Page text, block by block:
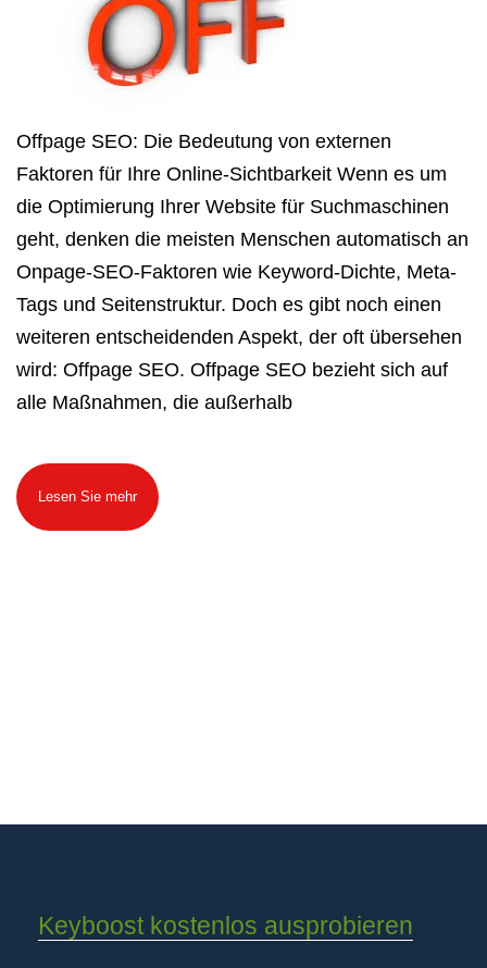
Offpage SEO: Die Bedeutung von externen
Faktoren für Ihre Online-Sichtbarkeit Wenn es um
die Optimierung Ihrer Website für Suchmaschinen
geht, denken die meisten Menschen automatisch an
Onpage-SEO-Faktoren wie Keyword-Dichte, Meta-
Tags und Seitenstruktur. Doch es gibt noch einen
weiteren entscheidenden Aspekt, der oft übersehen
wird: Offpage SEO. Offpage SEO bezieht sich auf
alle Maßnahmen, die außerhalb
Lesen Sie mehr
Keyboost kostenlos ausprobieren